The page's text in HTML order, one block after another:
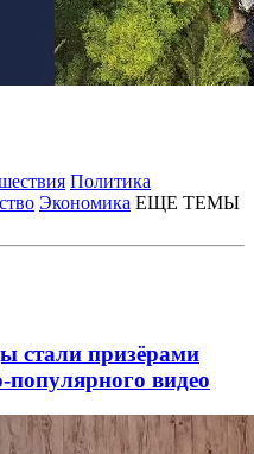
Политика
Экономика ЕЩЕ ТЕМЫ
стали призёрами
популярного видео